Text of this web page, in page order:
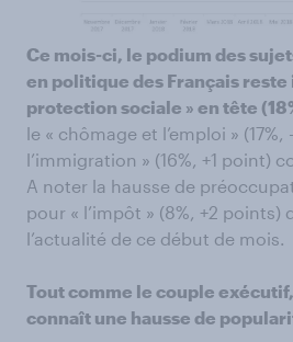
Ce mois-ci, le podium des
en politique des Français reste
protection sociale » en tête
le « chômage et l’emploi » (17%,
l’immigration » (16%, +1 point)
A noter la hausse de
pour « l’impôt » (8%, +2 points)
l’actualité de ce début de mois.
Tout comme le couple
connaît une hausse de